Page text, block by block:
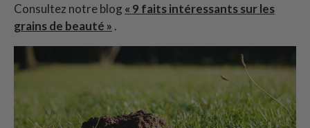
Consultez notre blog « 9 faits intéressants sur les
grains de beauté » .